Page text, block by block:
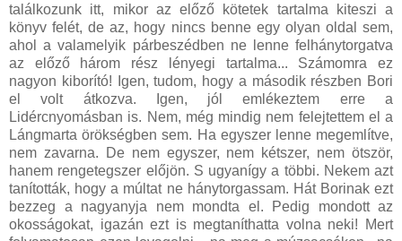
találkozunk itt, mikor az előző kötetek tartalma kiteszi a
könyv felét, de az, hogy nincs benne egy olyan oldal sem,
ahol a valamelyik párbeszédben ne lenne felhánytorgatva
az előző három rész lényegi tartalma... Számomra ez
nagyon kiborító! Igen, tudom, hogy a második részben Bori
el volt átkozva. Igen, jól emlékeztem erre a
Lidércnyomásban is. Nem, még mindig nem felejtettem el a
Lángmarta örökségben sem. Ha egyszer lenne megemlítve,
nem zavarna. De nem egyszer, nem kétszer, nem ötször,
hanem rengetegszer előjön. S ugyanígy a többi. Nekem azt
tanították, hogy a múltat ne hánytorgassam. Hát Borinak ezt
bezzeg a nagyanyja nem mondta el. Pedig mondott az
okosságokat, igazán ezt is megtaníthatta volna neki! Mert